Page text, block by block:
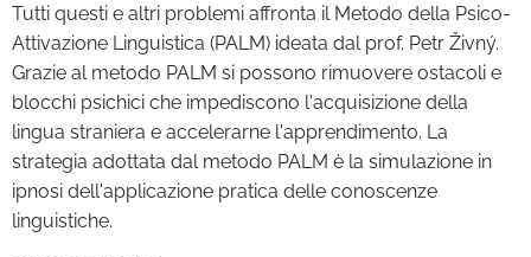
Tutti questi e altri problemi affronta il Metodo della Psico-
Attivazione Linguistica (PALM) ideata dal prof. Petr Živný.
Grazie al metodo PALM si possono rimuovere ostacoli e
blocchi psichici che impediscono l'acquisizione della
lingua straniera e accelerarne l'apprendimento. La
strategia adottata dal metodo PALM è la simulazione in
ipnosi dell'applicazione pratica delle conoscenze
linguistiche.